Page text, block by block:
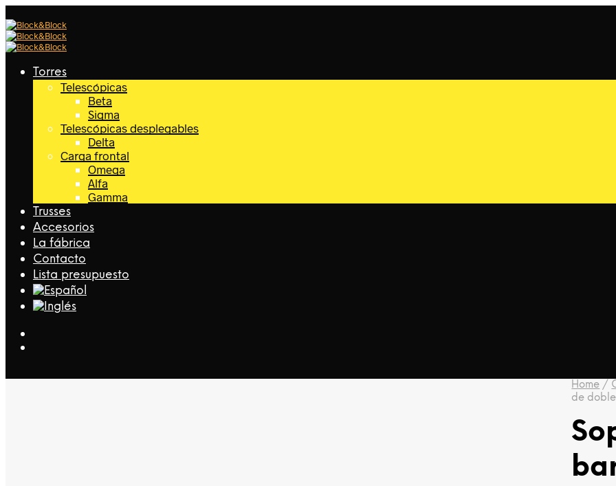
Torres
Telescópicas
Beta
Sigma
Telescópicas desplegables
Delta
Carga frontal
Omega
Alfa
Gamma
Trusses
Accesorios
La fábrica
Contacto
Lista presupuesto
Home /
de